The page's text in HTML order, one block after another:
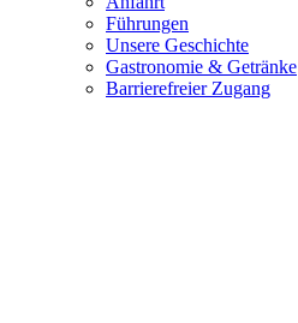
Führungen
Unsere Geschichte
Gastronomie & Getränke
Barrierefreier Zugang